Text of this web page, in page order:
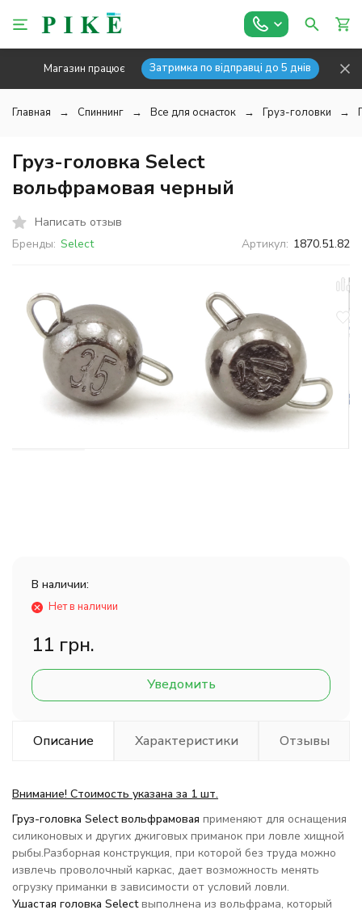
Магазин працює Затримка по відправці до 5 днів
Главная Спиннинг Все для оснасток Груз-головки
Груз-головка Select
вольфрамовая черный
Написать отзыв
Бренды: Select Артикул: 1870.51.82
В наличии:
Нет в наличии
11 грн.
Уведомить
Описание Характеристики Отзывы
Внимание! Стоимость указана за 1 шт.
Груз-головка Select вольфрамовая применяют для оснащения
силиконовых и других джиговых приманок при ловле хищной
рыбы.Разборная конструкция, при которой без труда можно
извлечь проволочный каркас, дает возможность менять
огрузку приманки в зависимости от условий ловли.
Ушастая головка Selectвыполнена из вольфрама, который